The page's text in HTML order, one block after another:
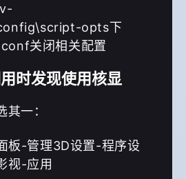
opts下
关闭相关配置
时发现使用核显
其一：
板-管理3D设置-程序设
视-应用